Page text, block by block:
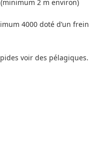
2 m environ)
4000 doté d’un frein
voir des pélagiques.